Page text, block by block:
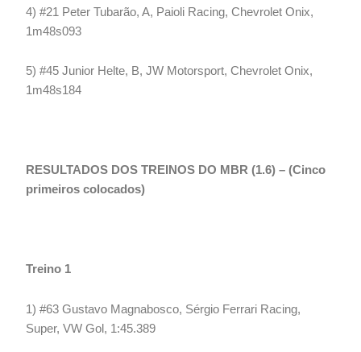
4) #21 Peter Tubarão, A, Paioli Racing, Chevrolet Onix,
1m48s093
5) #45 Junior Helte, B, JW Motorsport, Chevrolet Onix,
1m48s184
RESULTADOS DOS TREINOS DO MBR (1.6) – (Cinco
primeiros colocados)
Treino 1
1) #63 Gustavo Magnabosco, Sérgio Ferrari Racing,
Super, VW Gol, 1:45.389